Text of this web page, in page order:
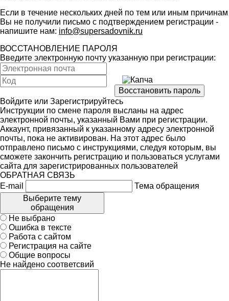
Если в течение нескольких дней по тем или иным причинам
Вы не получили письмо с подтверждением регистрации -
напишите нам: info@supersadovnik.ru
ВОССТАНОВЛЕНИЕ ПАРОЛЯ
Введите электронную почту указанную при регистрации:
Войдите или Зарегистрируйтесь
Инструкции по смене пароля высланы на адрес
электронной почты, указанный Вами при регистрации.
Аккаунт, привязанный к указанному адресу электронной
почты, пока не активирован. На этот адрес было
отправлено письмо с инструкциями, следуя которым, вы
сможете закончить регистрацию и пользоваться услугами
сайта для зарегистрированных пользователей
ОБРАТНАЯ СВЯЗЬ
E-mail
Тема обращения
Выберите тему
обращения
Не выбрано
Ошибка в тексте
Работа с сайтом
Регистрация на сайте
Общие вопросы
Не найдено соответсвий